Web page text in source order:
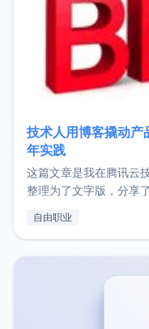
技术人用博客撬动产
年实践
这篇文章是我在腾讯云
整理为了文字版，分享
了我的首个产品
自由职业